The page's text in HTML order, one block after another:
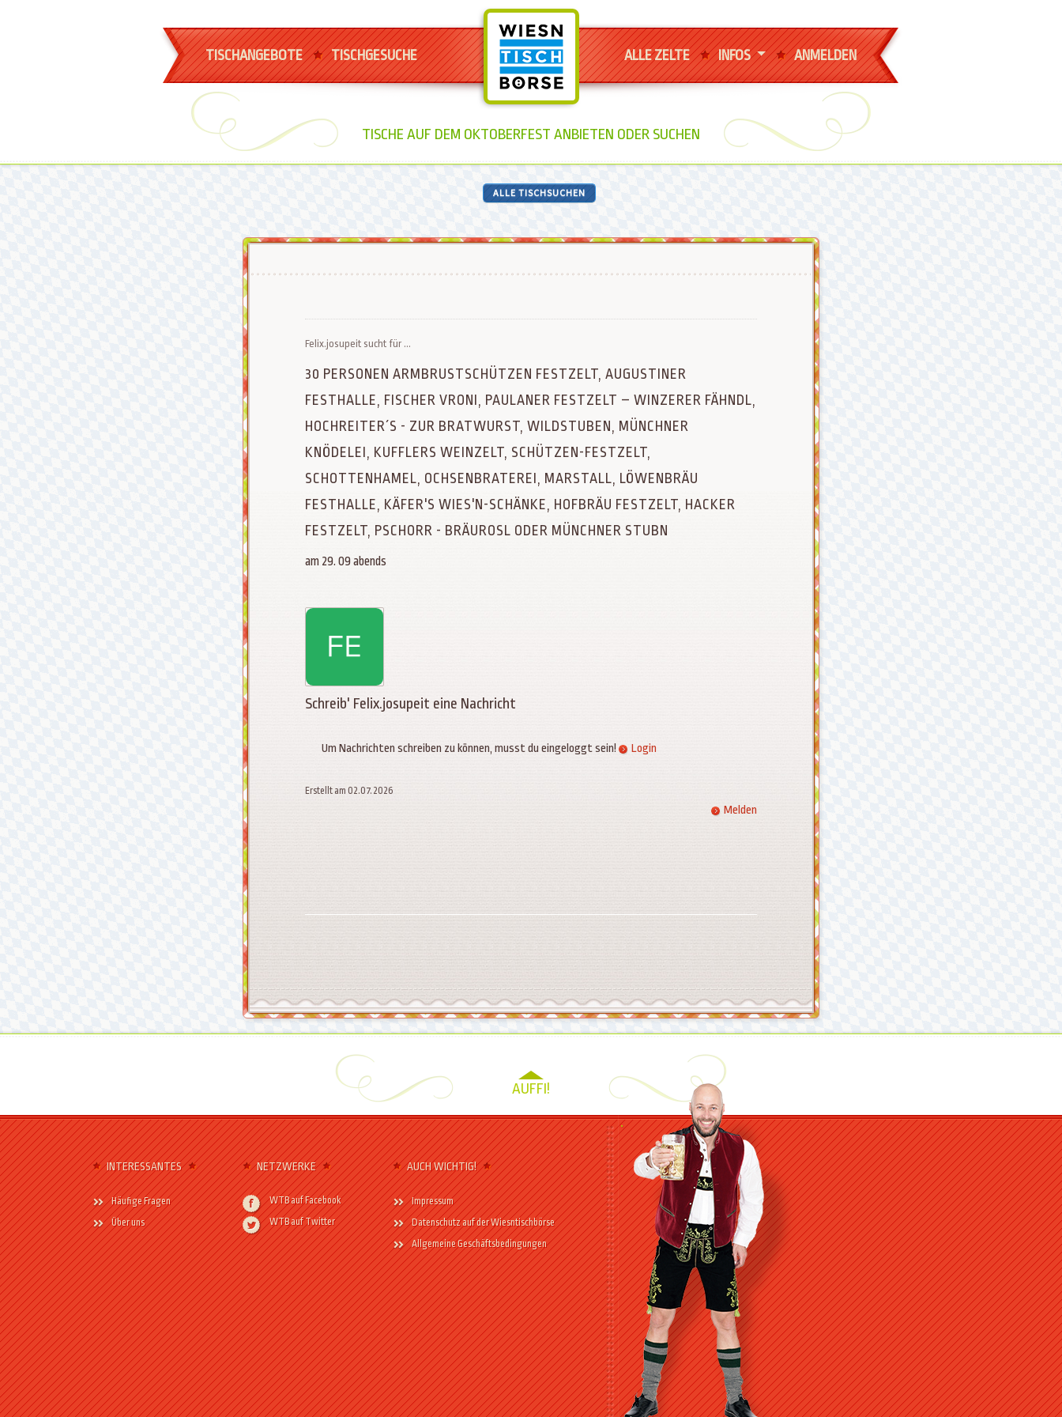
TISCHANGEBOTE TISCHGESUCHE ALLE ZELTE INFOS ANMELDEN
TISCHE AUF DEM OKTOBERFEST ANBIETEN ODER SUCHEN
ALLE TISCHSUCHEN
Felix.josupeit sucht für ...
30 PERSONEN ARMBRUSTSCHÜTZEN FESTZELT, AUGUSTINER
FESTHALLE, FISCHER VRONI, PAULANER FESTZELT – WINZERER FÄHNDL,
HOCHREITER´S - ZUR BRATWURST, WILDSTUBEN, MÜNCHNER
KNÖDELEI, KUFFLERS WEINZELT, SCHÜTZEN-FESTZELT,
SCHOTTENHAMEL, OCHSENBRATEREI, MARSTALL, LÖWENBRÄU
FESTHALLE, KÄFER'S WIES'N-SCHÄNKE, HOFBRÄU FESTZELT, HACKER
FESTZELT, PSCHORR - BRÄUROSL ODER MÜNCHNER STUBN
am 29. 09 abends
Schreib' Felix.josupeit eine Nachricht
Um Nachrichten schreiben zu können, musst du eingeloggt sein! Login
Erstellt am 02.07.2026
Melden
AUFFI!
INTERESSANTES
Häufige Fragen
Über uns
NETZWERKE
WTB auf Facebook
WTB auf Twitter
AUCH WICHTIG!
Impressum
Datenschutz auf der Wiesntischbörse
Allgemeine Geschäftsbedingungen